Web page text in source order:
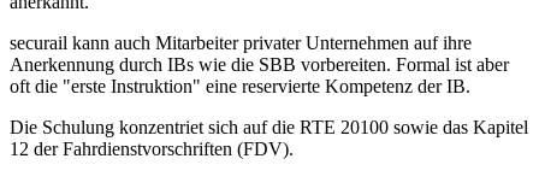
securail kann auch Mitarbeiter privater Unternehmen auf ihre
Anerkennung durch IBs wie die SBB vorbereiten. Formal ist aber
oft die "erste Instruktion" eine reservierte Kompetenz der IB.
Die Schulung konzentriet sich auf die RTE 20100 sowie das Kapitel
12 der Fahrdienstvorschriften (FDV).